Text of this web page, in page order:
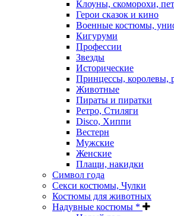
Клоуны, скоморохи,
Герои сказок и кино
Военные костюмы,
Кигуруми
Профессии
Звезды
Исторические
Принцессы, королевы,
Животные
Пираты и пиратки
Ретро, Стиляги
Disco, Хиппи
Вестерн
Мужские
Женские
Плащи, накидки
Символ года
Секси костюмы, Чулки
Костюмы для животных
Надувные костюмы *